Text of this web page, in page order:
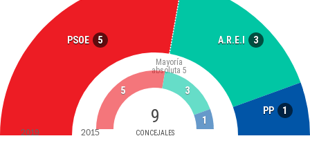
PSOE 5 A.R.E.I 3
PP 1
9
CONCEJALES
Mayoría
absoluta 5
5 3
1
2019 2015